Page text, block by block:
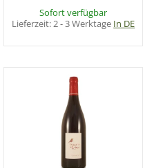
Sofort verfügbar
Lieferzeit:2 - 3 Werktage In DE